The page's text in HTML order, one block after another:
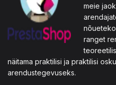
meie
ranget
näitama praktilisi ja praktilisi
arendustegevuseks.